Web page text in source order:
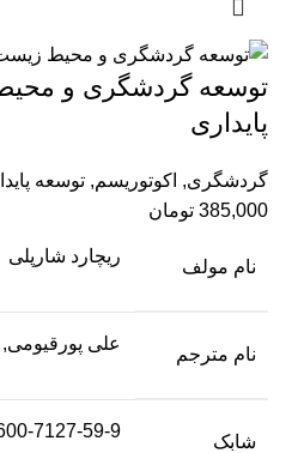
توسعه گردشگری و
پایداری
گردشگری, اکوتوریسم, توسعه
385,000 تومان
نام مولف
ریچارد شارپلی
نام مترجم
علی
شابک
7127-59-9